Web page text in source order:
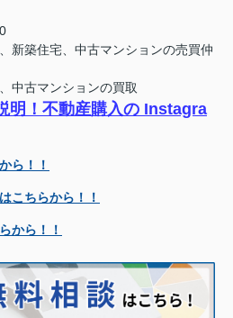
新築住宅、中古マンションの売買仲
マンションの買取
明！不動産購入の Instagra
ら！！
こちらから！！
から！！